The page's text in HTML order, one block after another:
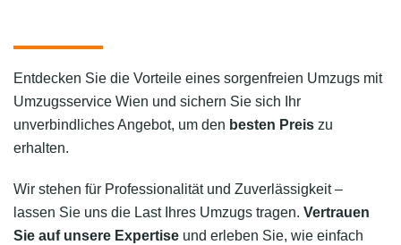
Entdecken Sie die Vorteile eines sorgenfreien Umzugs mit
Umzugsservice Wien und sichern Sie sich Ihr
unverbindliches Angebot, um den besten Preis zu
erhalten.
Wir stehen für Professionalität und Zuverlässigkeit –
lassen Sie uns die Last Ihres Umzugs tragen. Vertrauen
Sie auf unsere Expertise und erleben Sie, wie einfach